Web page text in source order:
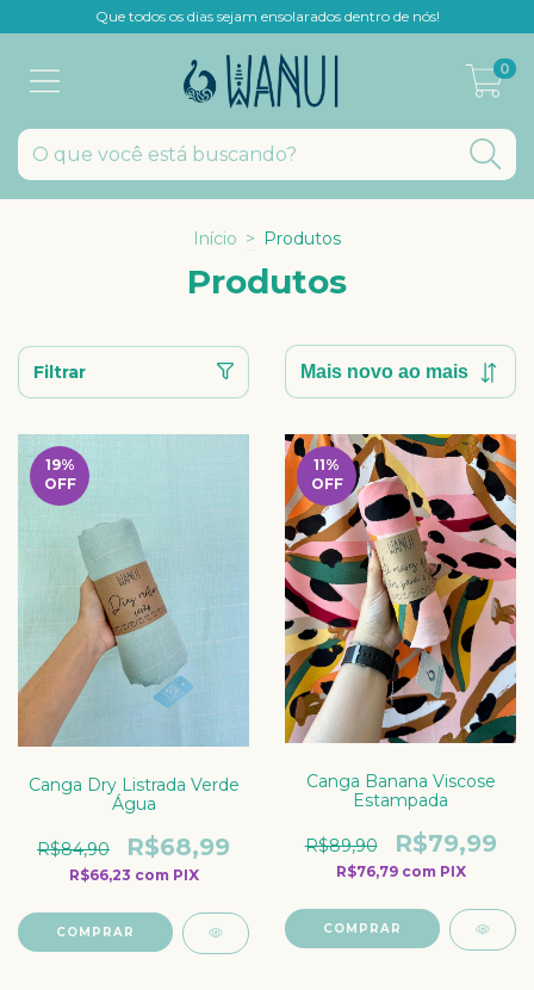
Que todos os dias sejam ensolarados dentro de nós!
0
Início > Produtos
Produtos
Filtrar
19%
OFF
Canga Dry Listrada Verde
Água
R$84,90 R$68,99
R$66,23 com PIX
COMPRAR
11%
OFF
Canga Banana Viscose
Estampada
R$89,90 R$79,99
R$76,79 com PIX
COMPRAR